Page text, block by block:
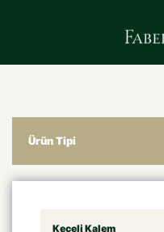
Ürün Tipi
Keçeli Kalem